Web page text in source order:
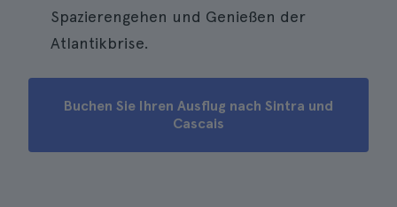
Spazierengehen und Genießen der
Atlantikbrise.
Buchen Sie Ihren Ausflug nach Sintra und
Cascais